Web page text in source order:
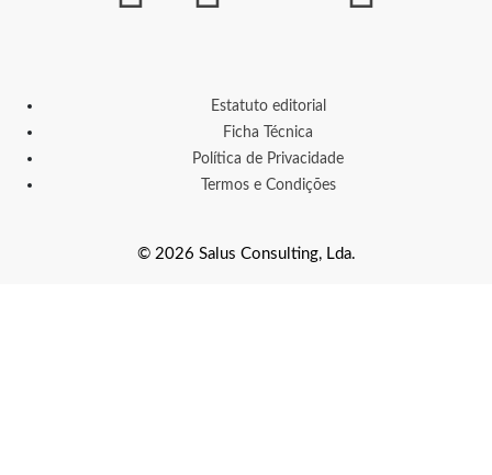
Estatuto editorial
Ficha Técnica
Política de Privacidade
Termos e Condições
© 2026 Salus Consulting, Lda.